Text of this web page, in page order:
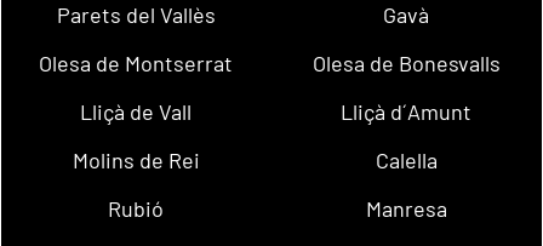
Parets del Vallès
Gavà
Olesa de Montserrat
Olesa de Bonesvalls
Lliçà de Vall
Lliçà d´Amunt
Molins de Rei
Calella
Rubió
Manresa